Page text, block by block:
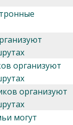
организуют
организуют
могут